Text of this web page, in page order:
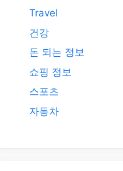
Travel
건강
돈 되는 정보
쇼핑 정보
스포츠
자동차